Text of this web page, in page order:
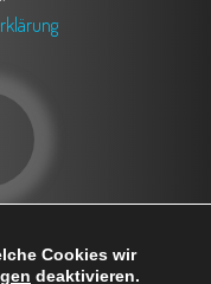
uns bei Facebook
Cookies wir
deaktivieren.